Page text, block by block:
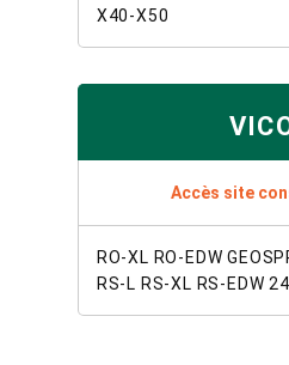
X40-X50
Accès site
RO-XL RO-EDW
RS-L RS-XL RS-EDW